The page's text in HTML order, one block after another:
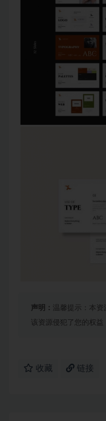
声明： 温馨提示：本资
该资源侵犯了您的权益
收藏 链接